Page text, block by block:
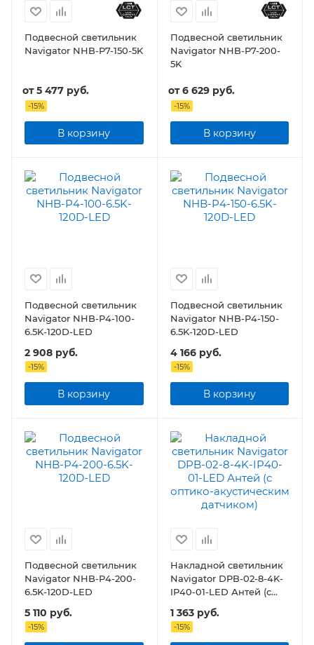
Подвесной светильник
Navigator NHB-P7-150-5K
от5 477 руб.
-15%
В корзину
Подвесной светильник
Navigator NHB-P7-200-
5K
от6 629 руб.
-15%
В корзину
Подвесной светильник
Navigator NHB-P4-100-
6.5K-120D-LED
2 908 руб.
-15%
В корзину
Подвесной светильник
Navigator NHB-P4-150-
6.5K-120D-LED
4 166руб.
-15%
В корзину
Подвесной светильник
Navigator NHB-P4-200-
6.5K-120D-LED
5 110 руб.
-15%
Накладной светильник
Navigator DPB-02-8-4K-
IP40-01-LED Антей (с
оптико-акустическим
датчиком)
1 363руб.
-15%